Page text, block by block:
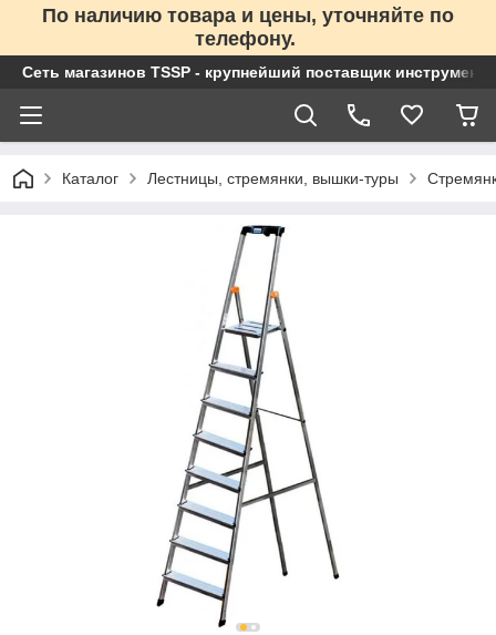
По наличию товара и цены, уточняйте по
телефону.
Сеть магазинов TSSP - крупнейший поставщик
Каталог Лестницы, стремянки, вышки-туры